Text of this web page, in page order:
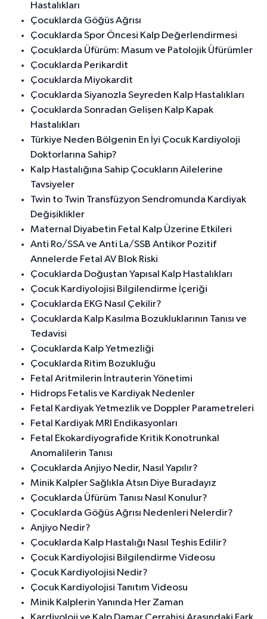
Hastalıkları
Çocuklarda Göğüs Ağrısı
Çocuklarda Spor Öncesi Kalp Değerlendirmesi
Çocuklarda Üfürüm: Masum ve Patolojik Üfürümler
Çocuklarda Perikardit
Çocuklarda Miyokardit
Çocuklarda Siyanozla Seyreden Kalp Hastalıkları
Çocuklarda Sonradan Gelişen Kalp Kapak
Hastalıkları
Türkiye Neden Bölgenin En İyi Çocuk Kardiyoloji
Doktorlarına Sahip?
Kalp Hastalığına Sahip Çocukların Ailelerine
Tavsiyeler
Twin to Twin Transfüzyon Sendromunda Kardiyak
Değişiklikler
Maternal Diyabetin Fetal Kalp Üzerine Etkileri
Anti Ro/SSA ve Anti La/SSB Antikor Pozitif
Annelerde Fetal AV Blok Riski
Çocuklarda Doğuştan Yapısal Kalp Hastalıkları
Çocuk Kardiyolojisi Bilgilendirme İçeriği
Çocuklarda EKG Nasıl Çekilir?
Çocuklarda Kalp Kasılma Bozukluklarının Tanısı ve
Tedavisi
Çocuklarda Kalp Yetmezliği
Çocuklarda Ritim Bozukluğu
Fetal Aritmilerin İntrauterin Yönetimi
Hidrops Fetalis ve Kardiyak Nedenler
Fetal Kardiyak Yetmezlik ve Doppler Parametreleri
Fetal Kardiyak MRI Endikasyonları
Fetal Ekokardiyografide Kritik Konotrunkal
Anomalilerin Tanısı
Çocuklarda Anjiyo Nedir, Nasıl Yapılır?
Minik Kalpler Sağlıkla Atsın Diye Buradayız
Çocuklarda Üfürüm Tanısı Nasıl Konulur?
Çocuklarda Göğüs Ağrısı Nedenleri Nelerdir?
Anjiyo Nedir?
Çocuklarda Kalp Hastalığı Nasıl Teşhis Edilir?
Çocuk Kardiyolojisi Bilgilendirme Videosu
Çocuk Kardiyolojisi Nedir?
Çocuk Kardiyolojisi Tanıtım Videosu
Minik Kalplerin Yanında Her Zaman